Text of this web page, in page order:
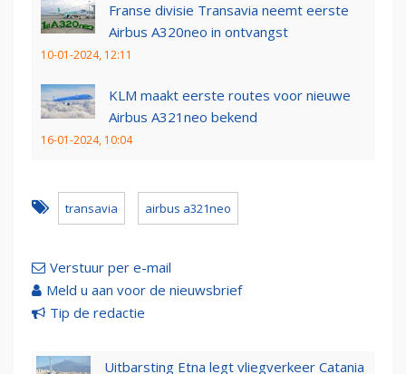
Franse divisie Transavia neemt eerste
Airbus A320neo in ontvangst
10-01-2024, 12:11
KLM maakt eerste routes voor nieuwe
Airbus A321neo bekend
16-01-2024, 10:04
transavia airbus a321neo
Verstuur per e-mail
Meld u aan voor de nieuwsbrief
Tip de redactie
Uitbarsting Etna legt vliegverkeer Catania